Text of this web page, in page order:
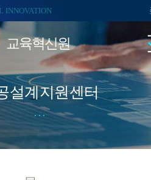
INNOVATION
교육혁신원
설계지원센터